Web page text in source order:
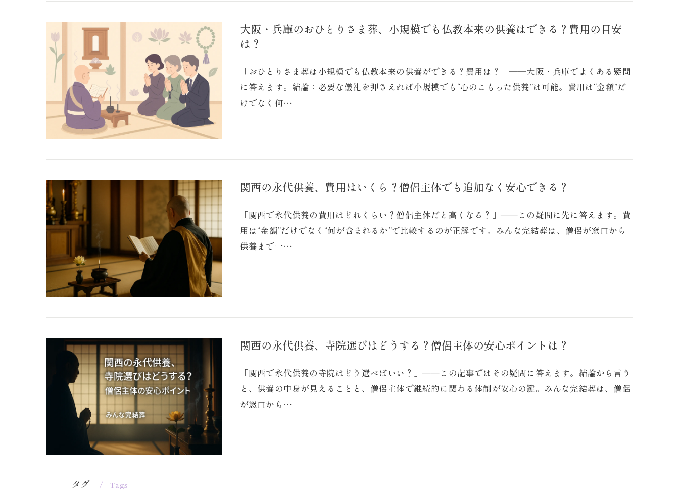
大阪・兵庫のおひとりさま葬、小規模でも仏教本来の供養はできる？費用の目安
は？
「おひとりさま葬は小規模でも仏教本来の供養ができる？費用は？」――大阪・兵庫でよくある疑問
に答えます。結論：必要な儀礼を押さえれば小規模でも“心のこもった供養”は可能。費用は“金額”だ
けでなく何…
関西の永代供養、費用はいくら？僧侶主体でも追加なく安心できる？
「関西で永代供養の費用はどれくらい？僧侶主体だと高くなる？」――この疑問に先に答えます。費
用は“金額”だけでなく“何が含まれるか”で比較するのが正解です。みんな完結葬は、僧侶が窓口から
供養まで一…
関西の永代供養、寺院選びはどうする？僧侶主体の安心ポイントは？
「関西で永代供養の寺院はどう選べばいい？」――この記事ではその疑問に答えます。結論から言う
と、供養の中身が見えることと、僧侶主体で継続的に関わる体制が安心の鍵。みんな完結葬は、僧侶
が窓口から…
タグ Tags